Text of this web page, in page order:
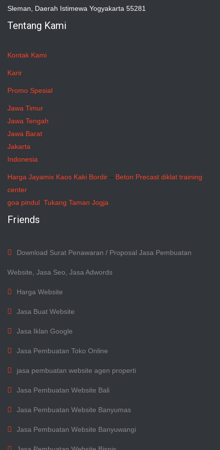
Sleman, Daerah Istimewa Yogyakarta 55281
Tentang Kami
Kontak Kami
Karir
Promo Spesial
Jawa Timur
Jawa Tengah
Jawa Barat
Jakarta
Indonesia
Harga Jayamix Kaos Kaki Bordir – Beton Precast diklat training
center
goa pindul Tukang Taman Jogja
Friends
Download Surat Penawaran / Proposal Jasa Pembuatan
Website, Jasa Seo, Jasa Adwords
Harga Website
Jasa Buat Website
Jasa Iklan Google
Jasa Pembuatan Toko Online
jasa pembuatan website agen properti
Jasa Pembuatan Website Bali
Jasa Pembuatan Website Banyumas
Jasa Pembuatan Website Banyuwangi